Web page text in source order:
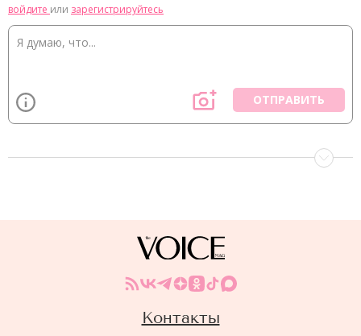
войдите или зарегистрируйтесь
ОТПРАВИТЬ
Контакты